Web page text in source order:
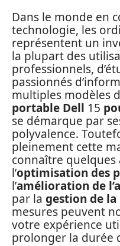
Dans le monde en
technologie, les
représentent un
la plupart des
professionnels,
passionnés
multiples modèles
portable Dell 15
se démarque par
polyvalence.
pleinement cette
connaître quelques
l’optimisation des
l’amélioration de
par la gestion de
mesures peuvent
votre expérience
prolonger la durée